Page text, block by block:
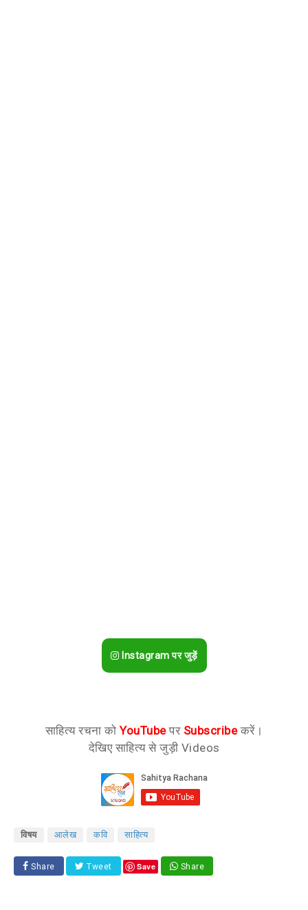
Instagram पर जुड़ें
साहित्य रचना कोYouTubeपर Subscribeकरें।
देखिए साहित्य से जुड़ी Videos
विषय आलेख कवि साहित्य
Share Tweet Save Share